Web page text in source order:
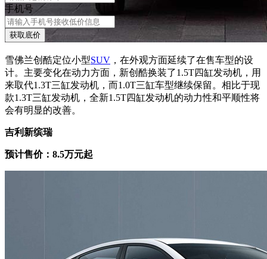
雪佛兰创酷定位小型SUV ，在外观方面延续了在售车型的设
计。主要变化在动力方面，新创酷换装了1.5T四缸发动机，用
来取代1.3T三缸发动机，而1.0T三缸车型继续保留。相比于现
款1.3T三缸发动机，全新1.5T四缸发动机的动力性和平顺性将
会有明显的改善。
吉利新缤瑞
预计售价：8.5万元起
手机号
获取底价